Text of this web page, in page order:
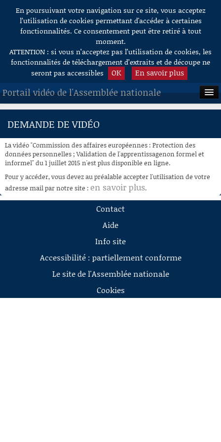
Aller au contenu
En poursuivant votre navigation sur ce site, vous acceptez
l’utilisation de cookies permettant d'accéder à certaines
fonctionnalités. Ce consentement peut être retiré à tout
moment.
ATTENTION : si vous n’acceptez pas l’utilisation de cookies, les
fonctionnalités de téléchargement d’extraits et de découpe ne
seront pas accessibles
OK En savoir plus
Portail vidéo de l'Assemblée nationale
ACCUEIL
À LA DEMANDE
RECHERCHE
AIDE À LA DÉCOUPE
DE VIDÉOS
DEMANDE DE VIDÉO
La vidéo "Commission des affaires européennes : Protection des
données personnelles ; Validation de l'apprentissagenon formel et
informel" du 1 juillet 2015 n'est plus disponible en ligne.
Pour y accéder, vous devez au préalable accepter l'utilisation de votre
adresse mail par notre site : en savoir plus.
Contact
Aide
Info site
Accessibilité : partiellement conforme
Le site de l'Assemblée nationale
Cookies